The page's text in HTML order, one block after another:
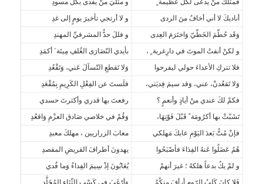
فمثلكَ منْ يدعى لكلِّ عظيمة ٍ
و مثليَ منْ يفدى بكلِّ مسودِ
أناديكَ لا أني أخافُ منَ الردى
و لا أرتجي تأخيرَ يومٍ إلى غدِ
وَقَد حُطّمَ الخَطّيّ وَاختَرَمَ العِدى
و فللَ حدُّ المشرفيِّ المهندِ
و لكنْ أنفتُ الموتَ في دارِغربة ٍ ،
بأيدي النّصَارَى الغُلفِ مِيتَة َ أكمَدِ
فلا تتركِ الأعداءَ حولي ليفرحوا
وَلا تَقطعِ التّسآلَ عَني، وَتَقْعُدِ
وَلا تَقعُدنْ، عني، وَقد سيمَ فِديَتي،
فلَستَ عن الفِعْلِ الكَرِيمِ بِمُقْعَدِ
فكمْ لكَ عندي منْ أيادٍ وأنعمٍ ؟
رفعتَ بها قدري وأكثرتَ حسدي
تَشَبّثْ بها أكرُومَة ً قَبْلَ فَوْتِهَا،
وَقُمْ في خلاصي صَادق العزْمِ وَاقعُدِ
فإنْ مُتُّ بَعدَ اليَوْمِ عابكَ مَهلكي
معابَ الزراريين ، مهلكَ معبدِ
هُمُ عَضَلُوا عَنهُ الفِدَاءَ فأصْبَحُوا
يهدونَ أطرافَ القريضِ المقصدِ
و لمْ يكُ بدعاً هلكهُ ؛ غيرَ أنهمْ
يُعَابُونَ إذْ سِيمَ الفِداءُ وَما فُدي